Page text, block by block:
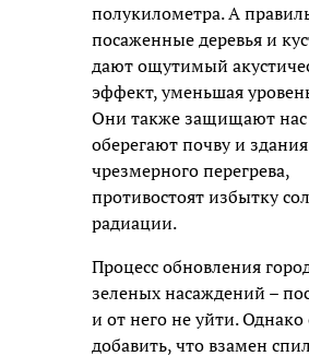
полукилометра. А
посаженные деревья и
дают ощутимый
эффект, уменьшая
Они также защищают
оберегают почву и
чрезмерного перегрева,
противостоят избытку
радиации.
Процесс обновления
зеленых насаждений –
и от него не уйти. Однако
добавить, что взамен